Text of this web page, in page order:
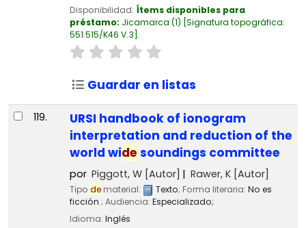
Disponibilidad: Ítems disponibles para
préstamo: Jicamarca (1) Signatura topográfica:
551.515/K46 V.3 .
Guardar en listas
119.
URSI handbook of ionogram
interpretation and reduction of the
world wide soundings committee
por Piggott, W[Autor] Rawer, K[Autor]
Tipo dematerial: Texto; Forma literaria: No es
ficción ; Audiencia: Especializado;
Idioma: Inglés